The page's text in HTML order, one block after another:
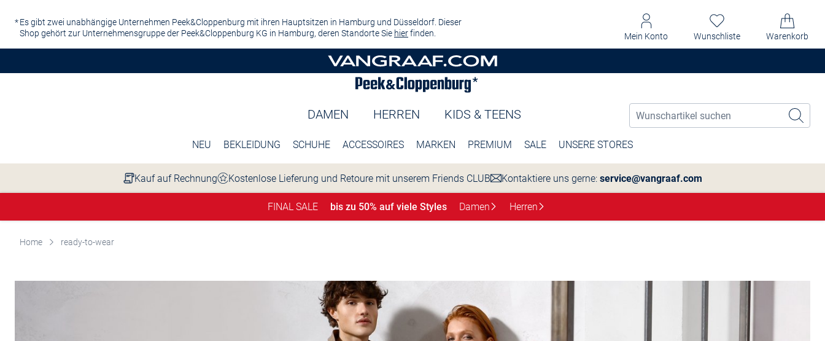
Es gibt zwei unabhängige Unternehmen Peek&Cloppenburg mit ihren Hauptsitzen in Hamburg und Düsseldorf. Dieser
Shop gehört zur Unternehmensgruppe der Peek&Cloppenburg KG in Hamburg, deren Standorte Sie hierfinden. Mein Konto Wunschliste Warenkorb
DAMEN HERREN KIDS & TEENS
NEU BEKLEIDUNG SCHUHE ACCESSOIRES MARKEN PREMIUM SALE UNSERE STORES
Kauf auf Rechnung Kostenlose Lieferung und Retoure mit unserem Friends CLUB Kontaktiere uns gerne: service@vangraaf.com
FINAL SALE bis zu 50% auf viele Styles Damen Herren
Home ready-to-wear